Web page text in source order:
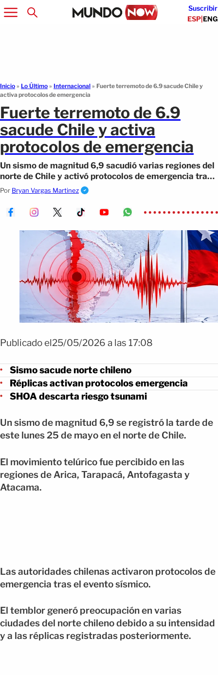
Suscribir
ESP|ENG
Inicio » Lo Último » Internacional » Fuerte terremoto de 6.9 sacude Chile y
activa protocolos de emergencia
Fuerte terremoto de 6.9
sacude Chile y activa
protocolos de emergencia
Un sismo de magnitud 6,9 sacudió varias regiones del
norte de Chile y activó protocolos de emergencia tras
varias réplicas.
Por Bryan Vargas Martinez
Publicado el25/05/2026 a las 17:08
Sismo sacude norte chileno
Réplicas activan protocolos emergencia
SHOA descarta riesgo tsunami
Un sismo de magnitud 6,9 se registró la tarde de
este lunes 25 de mayo en el norte de Chile.
El movimiento telúrico fue percibido en las
regiones de Arica, Tarapacá, Antofagasta y
Atacama.
Las autoridades chilenas activaron protocolos de
emergencia tras el evento sísmico.
El temblor generó preocupación en varias
ciudades del norte chileno debido a su intensidad
y a las réplicas registradas posteriormente.